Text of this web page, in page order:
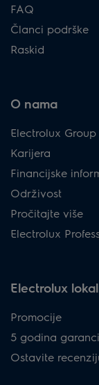
FAQ
Članci podrške
Raskid
O nama
Electrolux Group
Karijera
Financijske
Održivost
Pročitajte više
Electrolux
Electrolux
Promocije
5 godina
Ostavite